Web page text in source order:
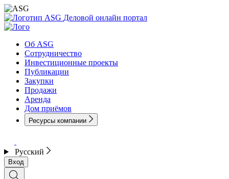
Деловой онлайн портал
Об ASG
Сотрудничество
Инвестиционные проекты
Публикации
Закупки
Продажи
Аренда
Дом приёмов
Ресурсы компании
Русский
Вход